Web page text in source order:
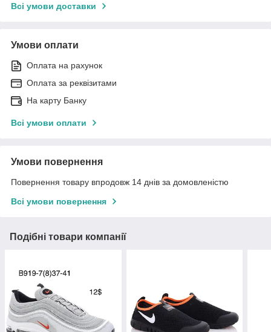
Всі умови доставки
Умови оплати
Оплата на рахунок
Оплата за реквізитами
На карту Банку
Всі умови оплати
Умови повернення
Повернення товару впродовж 14 днів за домовленістю
Всі умови повернення
Подібні товари компанії